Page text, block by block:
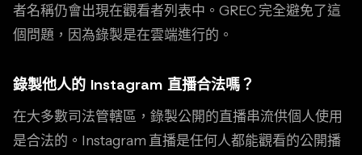
者名稱仍會出現在觀看者列表中。GREC 完全避免了這
個問題，因為錄製是在雲端進行的。
錄製他人的 Instagram 直播合法嗎？
在大多數司法管轄區，錄製公開的直播串流供個人使用
是合法的。Instagram 直播是任何人都能觀看的公開播